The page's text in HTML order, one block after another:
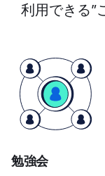
利用できる”
勉強会